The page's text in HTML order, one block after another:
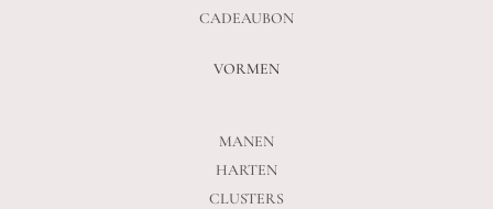
CADEAUBON
VORMEN
MANEN
HARTEN
CLUSTERS